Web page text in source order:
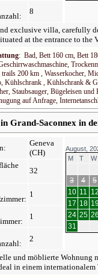
8
exclusive villa, carefully
at the entrance to the
: Bad, Bett 160 cm, Bett
200 km , Wasserkocher,
Kühlschrank , Kühlschrank &
Staubsauger, Bügeleisen
auf Anfrage,
Grand-Saconnex in
Geneva
(CH)
32
1
1
2
August,
M
T W
3
4 5
10 11 12
17 18
24 25 26
31
und möblierte Wohnung
in einem